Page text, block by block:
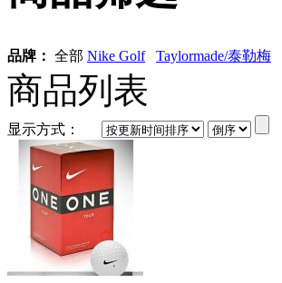
品牌： 全部 Nike Golf Taylormade/泰勒梅
商品列表
显示方式：